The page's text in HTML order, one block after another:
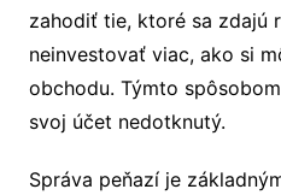
zahodiť tie, ktoré sa zdajú
neinvestovať viac, ako si
obchodu. Týmto
svoj účet nedotknutý.
Správa peňazí je